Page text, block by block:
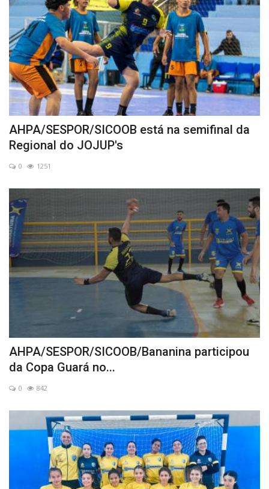
AHPA/SESPOR/SICOOB está na semifinal da
Regional do JOJUP's
0 1251
AHPA/SESPOR/SICOOB/Bananina participou
da Copa Guará no...
0 842